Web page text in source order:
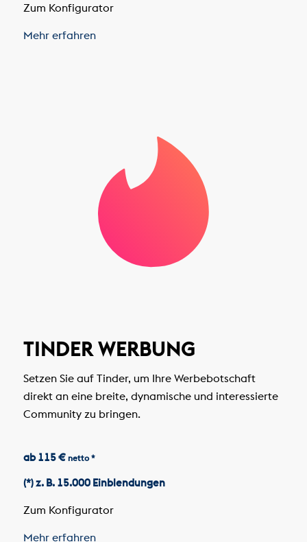
Zum Konfigurator
Mehr erfahren
TINDER WERBUNG
Setzen Sie auf Tinder, um Ihre Werbebotschaft
direkt an eine breite, dynamische und interessierte
Community zu bringen.
ab 115 € netto *
(*) z. B. 15.000 Einblendungen
Zum Konfigurator
Mehr erfahren